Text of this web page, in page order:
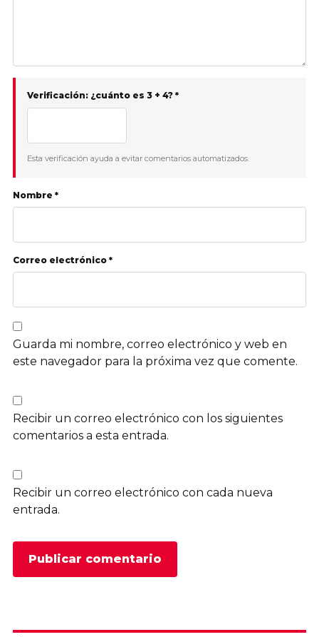
Verificación: ¿cuánto es 3 + 4? *
Esta verificación ayuda a evitar comentarios automatizados.
Nombre *
Correo electrónico *
Guarda mi nombre, correo electrónico y web en
este navegador para la próxima vez que comente.
Recibir un correo electrónico con los siguientes
comentarios a esta entrada.
Recibir un correo electrónico con cada nueva
entrada.